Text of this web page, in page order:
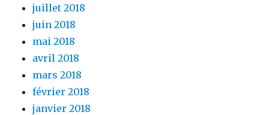
juillet 2018
juin 2018
mai 2018
avril 2018
mars 2018
février 2018
janvier 2018